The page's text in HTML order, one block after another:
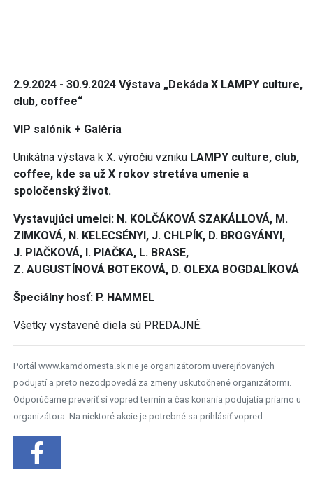
2.9.2024 - 30.9.2024 Výstava „Dekáda X LAMPY culture,
club, coffee“
VIP salónik + Galéria
Unikátna výstava k X. výročiu vzniku LAMPY culture, club,
coffee, kde sa už X rokov stretáva umenie a
spoločenský život.
Vystavujúci umelci: N. KOLČÁKOVÁ SZAKÁLLOVÁ, M.
ZIMKOVÁ, N. KELECSÉNYI, J. CHLPÍK, D. BROGYÁNYI,
J. PIAČKOVÁ, I. PIAČKA, L. BRASE,
Z. AUGUSTÍNOVÁ BOTEKOVÁ, D. OLEXA BOGDALÍKOVÁ
Špeciálny hosť: P. HAMMEL
Všetky vystavené diela sú PREDAJNÉ.
Portál www.kamdomesta.sk nie je organizátorom uverejňovaných
podujatí a preto nezodpovedá za zmeny uskutočnené organizátormi.
Odporúčame preveriť si vopred termín a čas konania podujatia priamo u
organizátora. Na niektoré akcie je potrebné sa prihlásiť vopred.